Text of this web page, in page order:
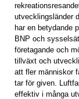
utvecklingsländer
har en betydande
BNP och
företagande och
tillväxt och
att fler människor
tar för given.
effektiv i många